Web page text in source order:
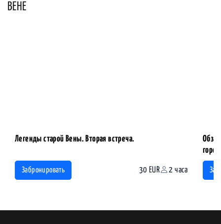
ВЕНЕ
Легенды старой Вены. Вторая встреча.
Забронировать 30 EUR 2 часа